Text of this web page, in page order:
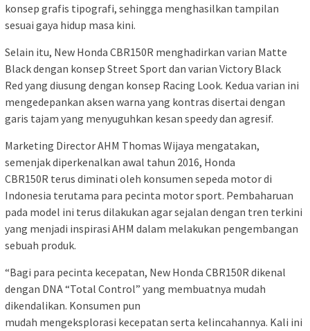
konsep grafis tipografi, sehingga menghasilkan tampilan
sesuai gaya hidup masa kini.
Selain itu, New Honda CBR150R menghadirkan varian Matte
Black dengan konsep Street Sport dan varian Victory Black
Red yang diusung dengan konsep Racing Look. Kedua varian ini
mengedepankan aksen warna yang kontras disertai dengan
garis tajam yang menyuguhkan kesan speedy dan agresif.
Marketing Director AHM Thomas Wijaya mengatakan,
semenjak diperkenalkan awal tahun 2016, Honda
CBR150R terus diminati oleh konsumen sepeda motor di
Indonesia terutama para pecinta motor sport. Pembaharuan
pada model ini terus dilakukan agar sejalan dengan tren terkini
yang menjadi inspirasi AHM dalam melakukan pengembangan
sebuah produk.
“Bagi para pecinta kecepatan, New Honda CBR150R dikenal
dengan DNA “Total Control” yang membuatnya mudah
dikendalikan. Konsumen pun
mudah mengeksplorasi kecepatan serta kelincahannya. Kali ini